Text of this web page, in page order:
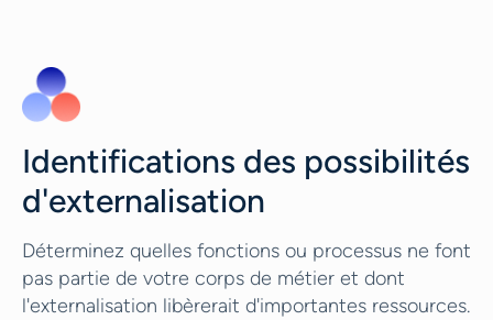
Identifications des possibilités
d'externalisation
Déterminez quelles fonctions ou processus ne font
pas partie de votre corps de métier et dont
l'externalisation libèrerait d'importantes ressources.